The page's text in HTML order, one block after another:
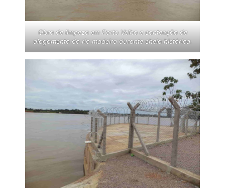
Obra de limpeza em Porto Velho e contenção de
alagamento do rio madeira durante cheia histórica.